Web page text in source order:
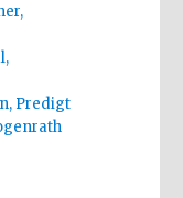
Predigt